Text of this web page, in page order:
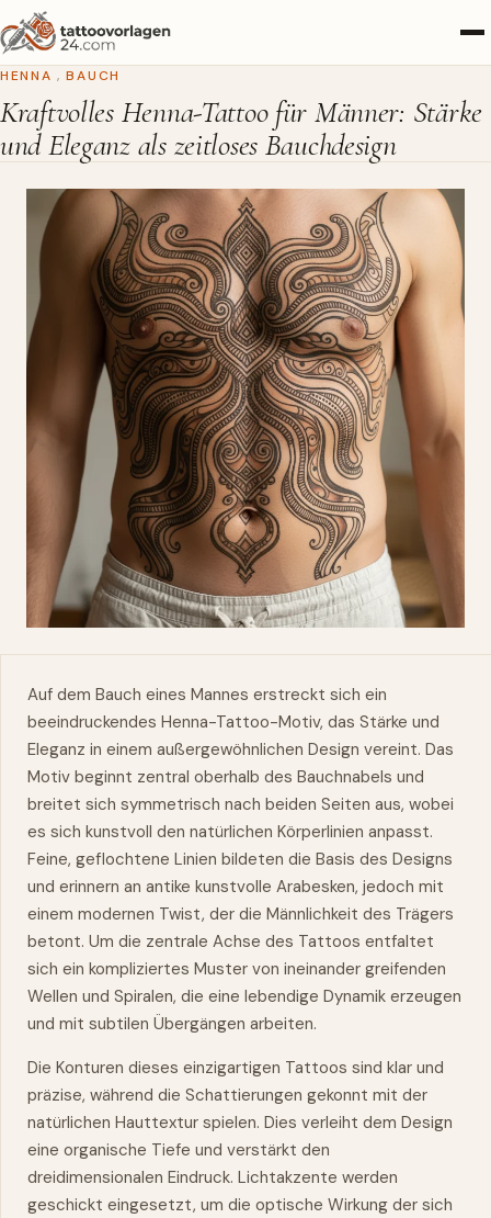
HENNA , BAUCH
Kraftvolles Henna-Tattoo für Männer: Stärke
und Eleganz als zeitloses Bauchdesign
Auf dem Bauch eines Mannes erstreckt sich ein
beeindruckendes Henna-Tattoo-Motiv, das Stärke und
Eleganz in einem außergewöhnlichen Design vereint. Das
Motiv beginnt zentral oberhalb des Bauchnabels und
breitet sich symmetrisch nach beiden Seiten aus, wobei
es sich kunstvoll den natürlichen Körperlinien anpasst.
Feine, geflochtene Linien bildeten die Basis des Designs
und erinnern an antike kunstvolle Arabesken, jedoch mit
einem modernen Twist, der die Männlichkeit des Trägers
betont. Um die zentrale Achse des Tattoos entfaltet
sich ein kompliziertes Muster von ineinander greifenden
Wellen und Spiralen, die eine lebendige Dynamik erzeugen
und mit subtilen Übergängen arbeiten.
Die Konturen dieses einzigartigen Tattoos sind klar und
präzise, während die Schattierungen gekonnt mit der
natürlichen Hauttextur spielen. Dies verleiht dem Design
eine organische Tiefe und verstärkt den
dreidimensionalen Eindruck. Lichtakzente werden
geschickt eingesetzt, um die optische Wirkung der sich